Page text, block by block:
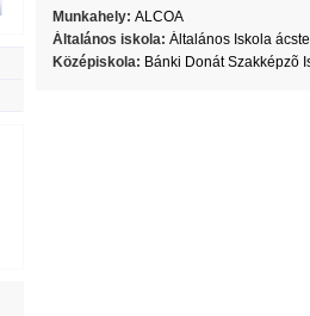
Munkahely: ALCOA
Általános iskola: Általános Iskola
Középiskola: Bánki Donát Szakképzõ